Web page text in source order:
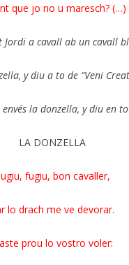
que jo no u maresch? (…)
Jordi a cavall ab un cavall
y diu a to de “Veni
la donzella, y diu en to
LA DONZELLA
fugiu, bon cavaller,
lo drach me ve devorar.
prou lo vostro voler: